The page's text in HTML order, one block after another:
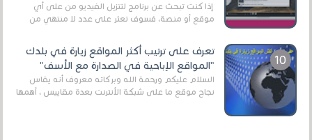
إذا كنت تبحث عن برنامج لتنزيل الفيديو من على أي
موقع أو منصة، فسوف تعثر على عدد لا منتهي من
تعرف على ترتيب أكثر المواقع زيارة في بلدك
"المواقع الإباحية في الصدارة مع الأسف"
السلام عليكم ورحمة الله وبركاته معروف أنه يقاس
نجاح موقع ما على شبكة الأنترنت بعدة مقاييس ، أهمها